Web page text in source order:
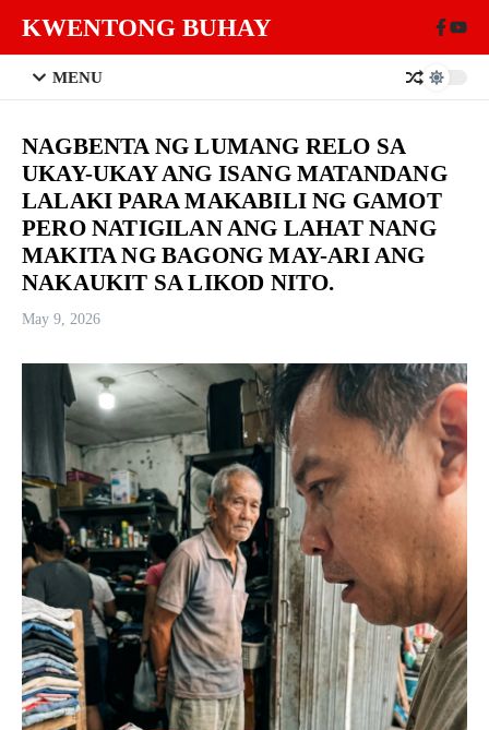
KWENTONG BUHAY
MENU
NAGBENTA NG LUMANG RELO SA
UKAY-UKAY ANG ISANG MATANDANG
LALAKI PARA MAKABILI NG GAMOT
PERO NATIGILAN ANG LAHAT NANG
MAKITA NG BAGONG MAY-ARI ANG
NAKAUKIT SA LIKOD NITO.
May 9, 2026